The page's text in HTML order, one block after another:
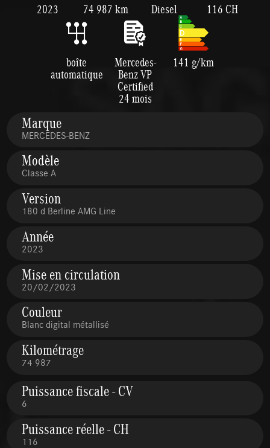
2023 74 987 km Diesel 116 CH
boîte
automatique
Mercedes-
Benz VP
Certified
24 mois
141 g/km
Marque
MERCEDES-BENZ
Modèle
Classe A
Version
180 d Berline AMG Line
Année
2023
Mise en circulation
20/02/2023
Couleur
Blanc digital métallisé
Kilométrage
74 987
Puissance fiscale - CV
6
Puissance réelle - CH
116